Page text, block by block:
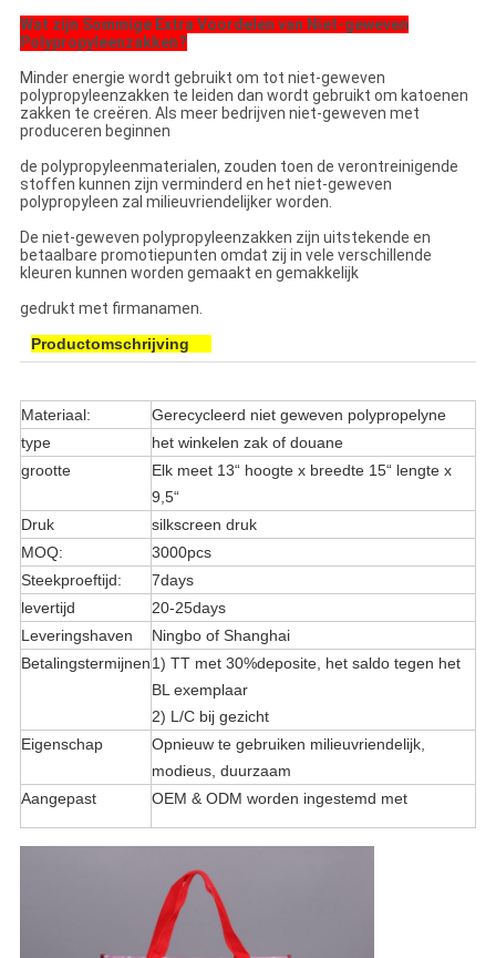
Wat zijn Sommige Extra Voordelen van Niet-geweven
Polypropyleenzakken?
Minder energie wordt gebruikt om tot niet-geweven
polypropyleenzakken te leiden dan wordt gebruikt om katoenen
zakken te creëren. Als meer bedrijven niet-geweven met
produceren beginnen
de polypropyleenmaterialen, zouden toen de verontreinigende
stoffen kunnen zijn verminderd en het niet-geweven
polypropyleen zal milieuvriendelijker worden.
De niet-geweven polypropyleenzakken zijn uitstekende en
betaalbare promotiepunten omdat zij in vele verschillende
kleuren kunnen worden gemaakt en gemakkelijk
gedrukt met firmanamen.
Productomschrijving
Materiaal:
Gerecycleerd niet geweven polypropelyne
type
het winkelen zak of douane
grootte
Elk meet 13“ hoogte x breedte 15“ lengte x
9,5“
Druk
silkscreen druk
MOQ:
3000pcs
Steekproeftijd:
7days
levertijd
20-25days
Leveringshaven
Ningbo of Shanghai
Betalingstermijnen1) TT met 30%deposite, het saldo tegen het
BL exemplaar
2) L/C bij gezicht
Eigenschap
Opnieuw te gebruiken milieuvriendelijk,
modieus, duurzaam
Aangepast
OEM & ODM worden ingestemd met